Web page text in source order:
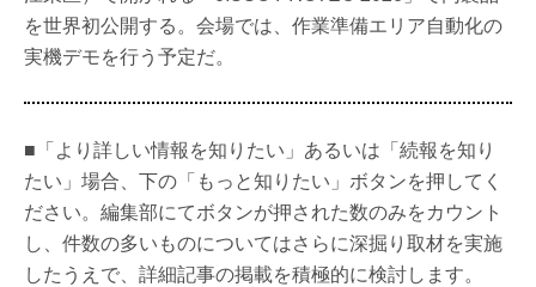
を世界初公開する。会場では、作業準備エリア自動化の
実機デモを行う予定だ。
■「より詳しい情報を知りたい」あるいは「続報を知り
たい」場合、下の「もっと知りたい」ボタンを押してく
ださい。編集部にてボタンが押された数のみをカウント
し、件数の多いものについてはさらに深掘り取材を実施
したうえで、詳細記事の掲載を積極的に検討します。